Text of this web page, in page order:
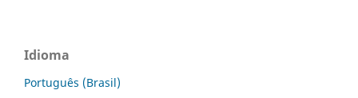
Idioma
Português (Brasil)